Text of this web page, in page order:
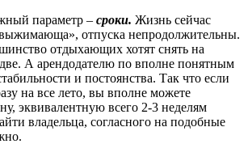
параметр – сроки. Жизнь сейчас
отпуска непродолжительны.
отдыхающих хотят снять на
А арендодателю по вполне понятным
и постоянства. Так что если
на все лето, вы вполне можете
эквивалентную всего 2-3 неделям
владельца, согласного на подобные